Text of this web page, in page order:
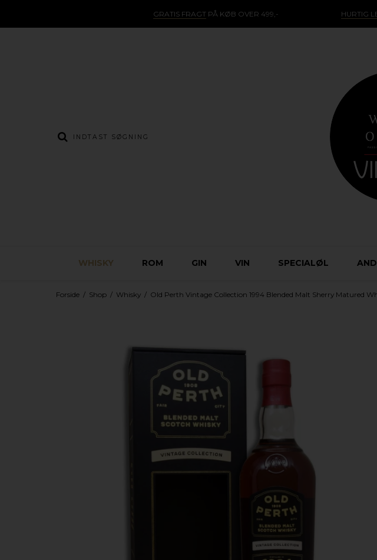
GRATIS FRAGTPÅ KØB OVER 499,- HURTIG
WHISKY ROM GIN VIN SPECIALØL
Forside / Shop / Whisky / Old Perth Vintage Collection 1994 Blended Malt Sherry Matured